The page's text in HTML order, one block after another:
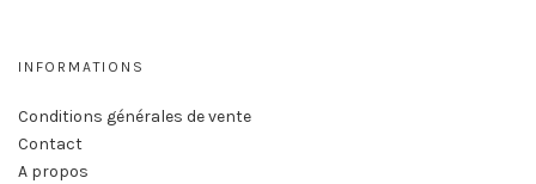
INFORMATIONS
Conditions générales de vente
Contact
A propos